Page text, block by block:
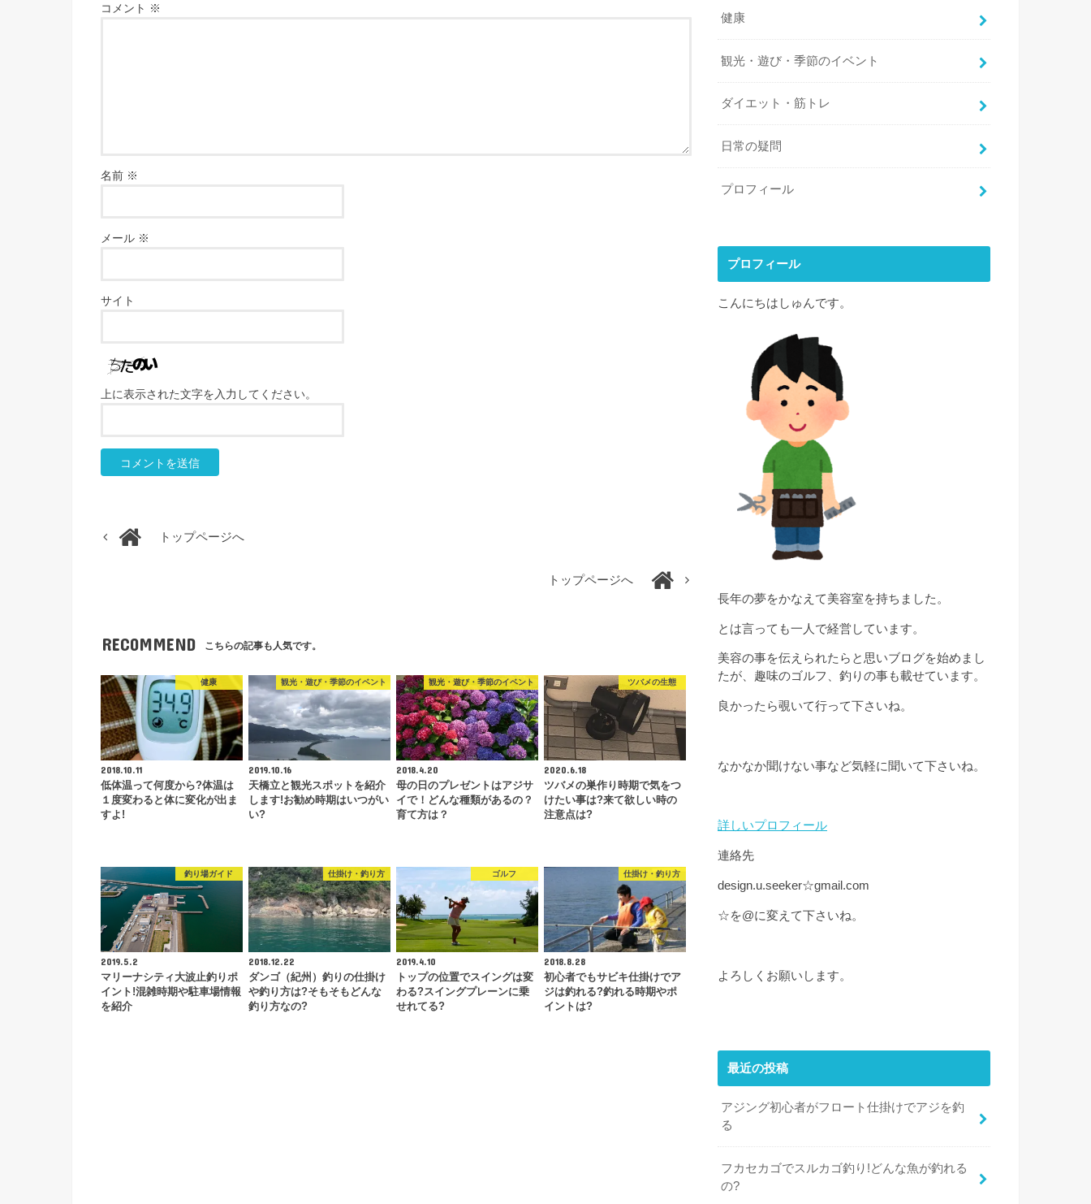
コメント ※
名前 ※
メール ※
サイト
上に表示された文字を入力してください。
トップページへ
トップページへ
RECOMMEND こちらの記事も人気です。
健康
2018.10.11
低体温って何度から?体温は
１度変わると体に変化が出ま
すよ!
観光・遊び・季節のイベント
2019.10.16
天橋立と観光スポットを紹介
します!お勧め時期はいつがい
い?
観光・遊び・季節のイベント
2018.4.20
母の日のプレゼントはアジサ
イで！どんな種類があるの？
育て方は？
ツバメの生態
2020.6.18
ツバメの巣作り時期で気をつ
けたい事は?来て欲しい時の
注意点は?
釣り場ガイド
2019.5.2
マリーナシティ大波止釣りポ
イント!混雑時期や駐車場情報
を紹介
仕掛け・釣り方
2018.12.22
ダンゴ（紀州）釣りの仕掛け
や釣り方は?そもそもどんな
釣り方なの?
ゴルフ
2019.4.10
トップの位置でスイングは変
わる?スイングプレーンに乗
せれてる?
仕掛け・釣り方
2018.8.28
初心者でもサビキ仕掛けでア
ジは釣れる?釣れる時期やポ
イントは?
健康
観光・遊び・季節のイベント
ダイエット・筋トレ
日常の疑問
プロフィール
プロフィール
こんにちはしゅんです。
長年の夢をかなえて美容室を持ちました。
とは言っても一人で経営しています。
美容の事を伝えられたらと思いブログを始めまし
たが、趣味のゴルフ、釣りの事も載せています。
良かったら覗いて行って下さいね。
なかなか聞けない事など気軽に聞いて下さいね。
詳しいプロフィール
連絡先
design.u.seeker☆gmail.com
☆を@に変えて下さいね。
よろしくお願いします。
最近の投稿
アジング初心者がフロート仕掛けでアジを釣
る
フカセカゴでスルカゴ釣り!どんな魚が釣れる
の?